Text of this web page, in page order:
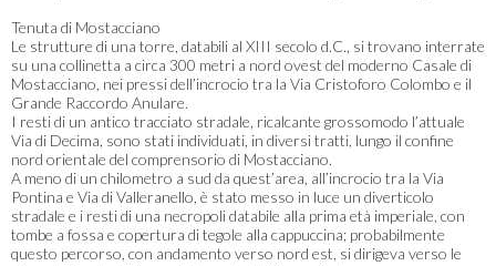
Tenuta di Mostacciano
Le strutture di una torre, databili al XIII secolo d.C., si trovano interrate
su una collinetta a circa 300 metri a nord ovest del moderno Casale di
Mostacciano, nei pressi dell’incrocio tra la Via Cristoforo Colombo e il
Grande Raccordo Anulare.
I resti di un antico tracciato stradale, ricalcante grossomodo l’attuale
Via di Decima, sono stati individuati, in diversi tratti, lungo il confine
nord orientale del comprensorio di Mostacciano.
A meno di un chilometro a sud da quest’area, all’incrocio tra la Via
Pontina e Via di Valleranello, è stato messo in luce un diverticolo
stradale e i resti di una necropoli databile alla prima età imperiale, con
tombe a fossa e copertura di tegole alla cappuccina; probabilmente
questo percorso, con andamento verso nord est, si dirigeva verso le